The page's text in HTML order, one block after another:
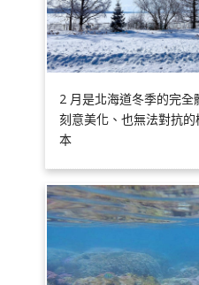
2 月是北海道冬季的完全
刻意美化、也無法對抗
本